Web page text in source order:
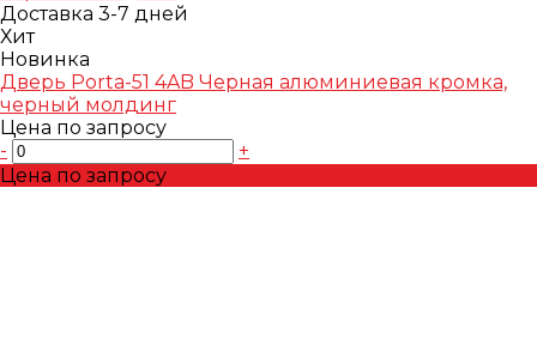
Доставка 3-7 дней
Хит
Новинка
Дверь Porta-51 4AB Черная алюминиевая кромка,
черный молдинг
Цена по запросу
-
+
Цена по запросу